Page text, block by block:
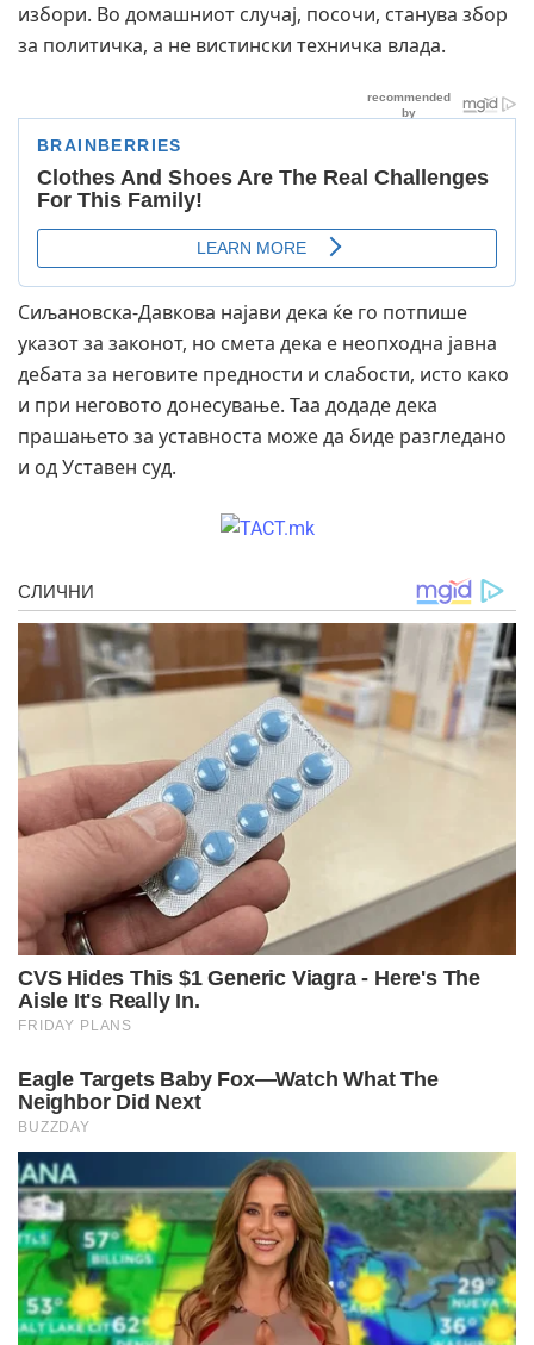
избори. Во домашниот случај, посочи, станува збор
за политичка, а не вистински техничка влада.
Сиљановска-Давкова најави дека ќе го потпише
указот за законот, но смета дека е неопходна јавна
дебата за неговите предности и слабости, исто како
и при неговото донесување. Таа додаде дека
прашањето за уставноста може да биде разгледано
и од Уставен суд.